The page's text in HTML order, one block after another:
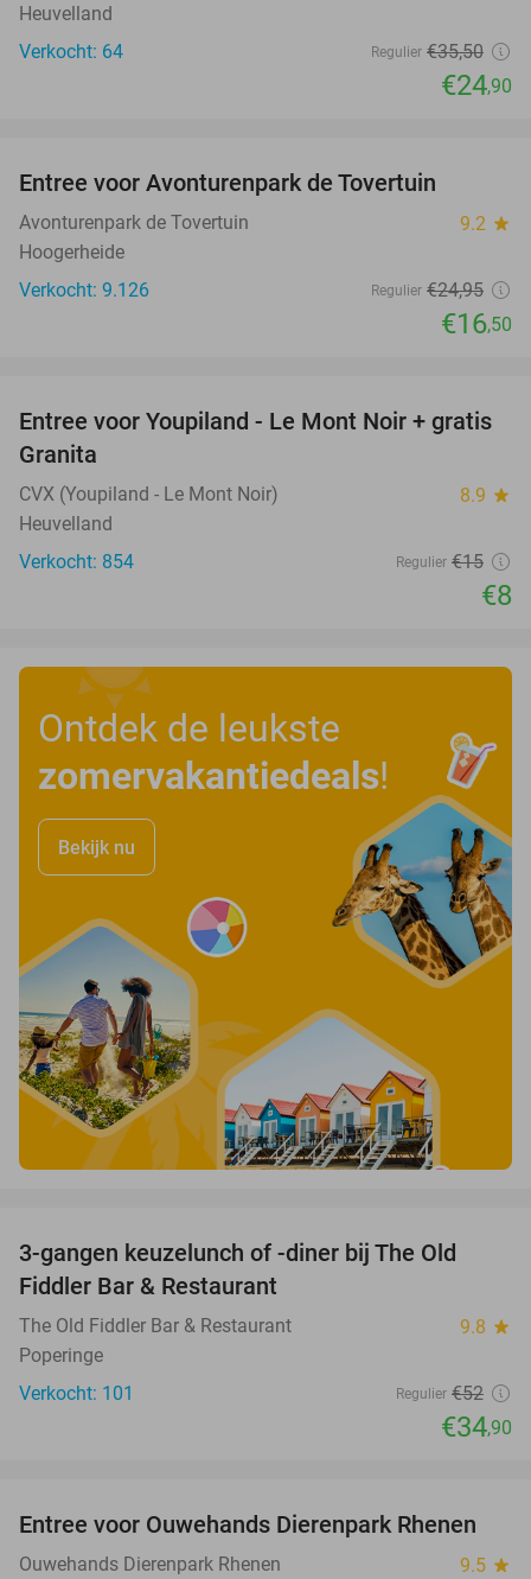
Heuvelland
Verkocht: 64
Regulier €35,50
€24,90
Entree voor Avonturenpark de Tovertuin
Avonturenpark de Tovertuin 9.2 star
Hoogerheide
Verkocht: 9.126
Regulier €24,95
€16,50
47%
Entree voor Youpiland - Le Mont Noir + gratis
Granita
CVX (Youpiland - Le Mont Noir) 8.9 star
Heuvelland
Verkocht: 854
Regulier €15
€8
Ontdek de leukste
zomervakantiedeals!
Bekijk nu
3-gangen keuzelunch of -diner bij The Old
Fiddler Bar & Restaurant
The Old Fiddler Bar & Restaurant 9.8 star
Poperinge
Verkocht: 101
Regulier €52
€34,90
19%
Entree voor Ouwehands Dierenpark Rhenen
Ouwehands Dierenpark Rhenen 9.5 star